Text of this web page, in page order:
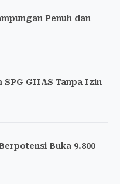
Penuh dan
SPG GIIAS Tanpa Izin
Buka 9.800